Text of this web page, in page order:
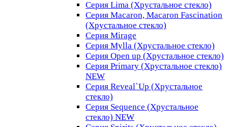
Серия Lima (Хрустальное стекло)
Серия Macaron, Macaron Fascination
(Хрустальное стекло)
Серия Mirage
Серия Mylla (Хрустальное стекло)
Серия Open up (Хрустальное стекло)
Серия Primary (Хрустальное стекло)
NEW
Серия Reveal`Up (Хрустальное
стекло)
Серия Sequence (Хрустальное
стекло) NEW